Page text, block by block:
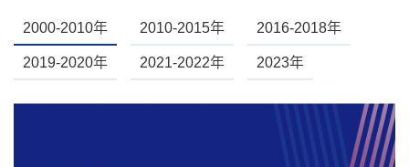
2000-2010年 2010-2015年 2016-2018年
2019-2020年 2021-2022年 2023年